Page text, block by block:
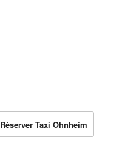
Réserver Taxi Ohnheim